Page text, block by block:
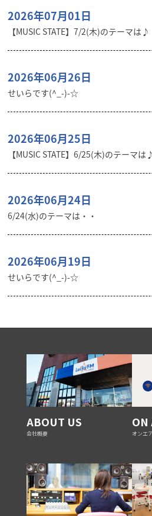
2026年07月01日
【MUSIC STATE】7/2(木)のテーマは♪
2026年06月26日
せいらです(^_-)-☆
2026年06月25日
【MUSIC STATE】6/25(木)のテーマは♪
2026年06月24日
6/24(水)のテーマは・・
2026年06月19日
せいらです(^_-)-☆
ABOUT US
会社概要
ON
オンエ